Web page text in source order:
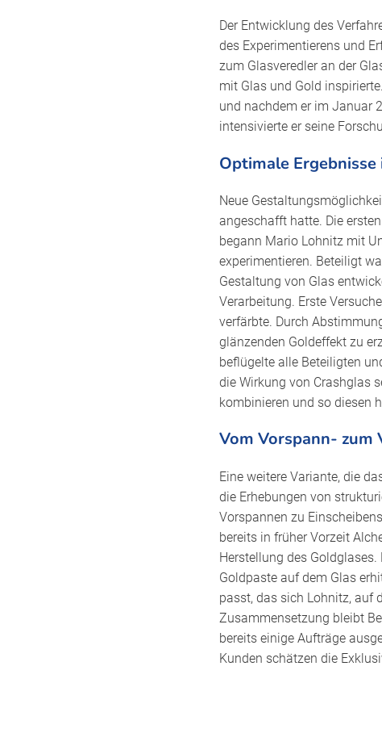
Der Entwicklung des
des Experimentierens und
zum Glasveredler an der
mit Glas und Gold
und nachdem er im Januar
intensivierte er seine
Optimale Ergebnisse
Neue
angeschafft hatte. Die
begann Mario Lohnitz mit
experimentieren. Beteiligt
Gestaltung von Glas
Verarbeitung. Erste
verfärbte. Durch
glänzenden Goldeffekt zu
beflügelte alle Beteiligten
die Wirkung von Crashglas
kombinieren und so diesen
Vom Vorspann- zum
Eine weitere Variante, die
die Erhebungen von
Vorspannen zu
bereits in früher Vorzeit
Herstellung des
Goldpaste auf dem Glas
passt, das sich Lohnitz, auf
Zusammensetzung bleibt
bereits einige Aufträge
Kunden schätzen die